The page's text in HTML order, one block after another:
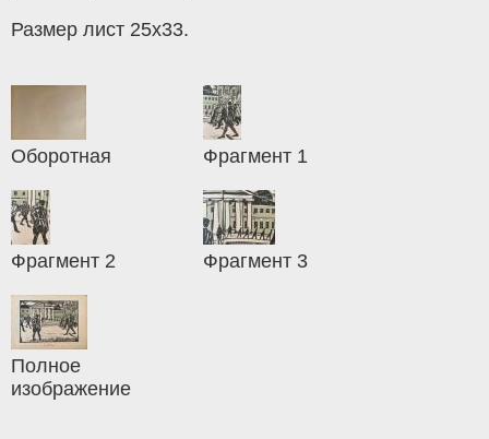
Размер лист 25х33.
Оборотная Фрагмент 1
Фрагмент 2 Фрагмент 3
Полное
изображение